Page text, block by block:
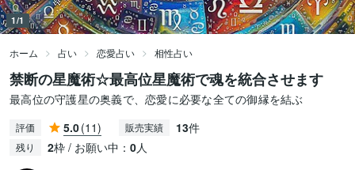
1/1
ホーム 占い 恋愛占い 相性占い
禁断の星魔術☆最高位星魔術で魂を統合させます
最高位の守護星の奥義で、恋愛に必要な全ての御縁を結ぶ
評価 5.0(11) 販売実績 13件
残り 2枠 / お願い中： 0人